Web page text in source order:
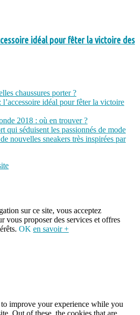
idéal pour fêter la victoire des
chaussures porter ?
l’accessoire idéal pour fêter la victoire
2018 : où en trouver ?
qui séduisent les passionnés de mode
nouvelles sneakers très inspirées par
sur ce site, vous acceptez
vous proposer des services et offres
OK en savoir +
improve your experience while you
Out of these, the cookies that are